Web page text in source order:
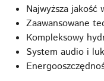
Najwyższa jakość
Zaawansowane
Kompleksowy
System audio i